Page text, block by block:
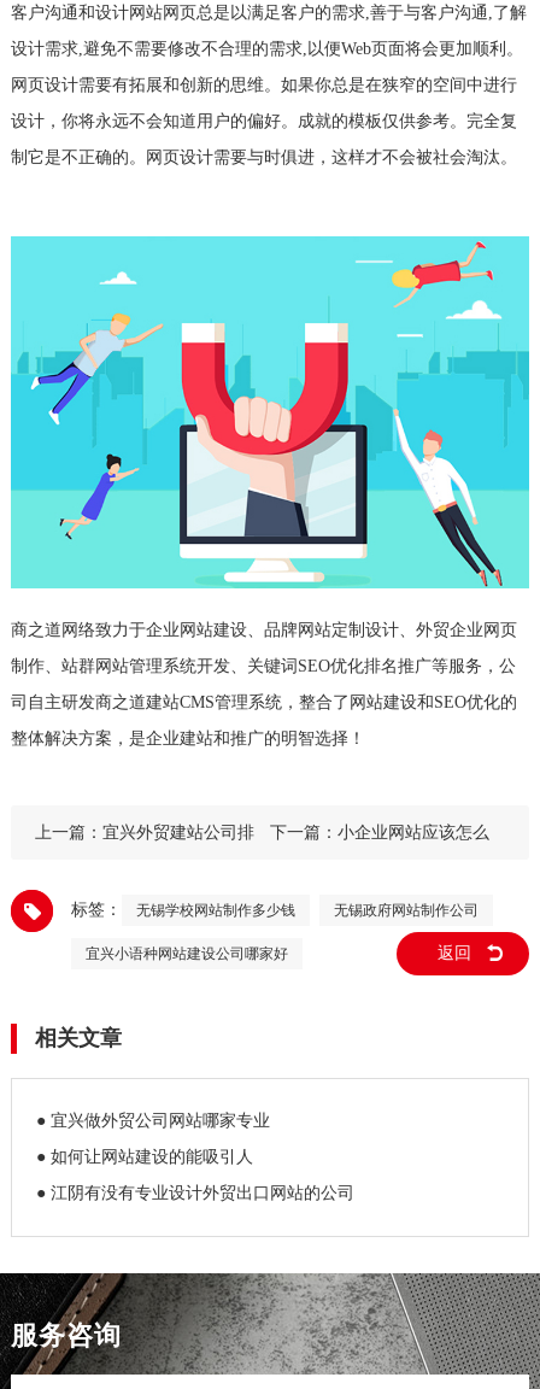
客户沟通和设计网站网页总是以满足客户的需求,善于与客户沟通,了解
设计需求,避免不需要修改不合理的需求,以便Web页面将会更加顺利。
网页设计需要有拓展和创新的思维。如果你总是在狭窄的空间中进行
设计，你将永远不会知道用户的偏好。成就的模板仅供参考。完全复
制它是不正确的。网页设计需要与时俱进，这样才不会被社会淘汰。
商之道网络致力于企业网站建设、品牌网站定制设计、外贸企业网页
制作、站群网站管理系统开发、关键词SEO优化排名推广等服务，公
司自主研发商之道建站CMS管理系统，整合了网站建设和SEO优化的
整体解决方案，是企业建站和推广的明智选择！
上一篇： 宜兴外贸建站公司排
名靠前的有哪些
下一篇： 小企业网站应该怎么
标签：
无锡学校网站制作多少钱 无锡政府网站制作公司
宜兴小语种网站建设公司哪家好 返回
相关文章
● 宜兴做外贸公司网站哪家专业
● 如何让网站建设的能吸引人
● 江阴有没有专业设计外贸出口网站的公司
服务咨询